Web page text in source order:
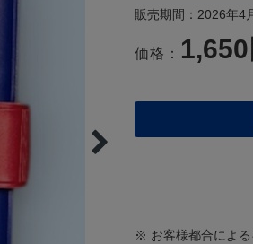
販売期間：2026年4
価格： 1,650
※ お客様都合による